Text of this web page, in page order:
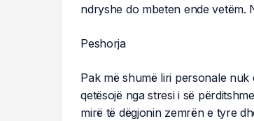
ndryshe do mbeten ende vetëm.
Peshorja
Pak më shumë liri personale nuk
qetësojë nga stresi i së
mirë të dëgjonin zemrën e tyre